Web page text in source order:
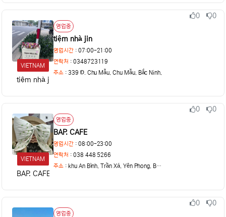
상태
VIETNAM
tiệm nhà jin
영업중
tiệm nhà jin
영업시간 : 07:00-21:00
연락처 : 0348723119
주소 : 339 Đ. Chu Mẫu, Chu Mẫu, Bắc Ninh,
추천
0
비추천
0
상태
VIETNAM
BAP. CAFE
영업중
BAP. CAFE
영업시간 : 08:00-23:00
연락처 : 038 448 5266
주소 : khu An Bình, Trần Xá, Yên Phong, Bắc Ninh
추천
0
비추천
0
영업중
추천
0
비추천
0